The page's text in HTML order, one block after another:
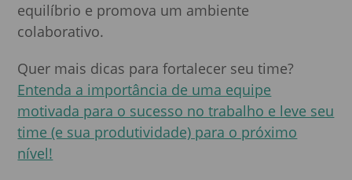
equilíbrio e promova um ambiente
colaborativo.
Quer mais dicas para fortalecer seu time?
Entenda a importância de uma equipe
motivada para o sucesso no trabalho e leve seu
time (e sua produtividade) para o próximo
nível!